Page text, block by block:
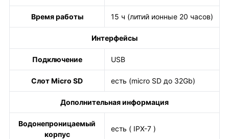
Время работы 15 ч (литий ионные 20 часов)
Интерфейсы
Подключение USB
Слот Micro SD есть (micro SD до 32Gb)
Дополнительная информация
Водонепроницаемый
корпус
есть ( IPX-7 )